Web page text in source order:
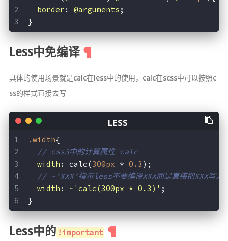
border : @arguments ;
}
Less中免编译
具体的使用场景就是calc在less中的使用，calc在scss中可以按照c
ss的样式直接去写
.width{
// css3中的计算属性 calc
width : calc(300px * 0.3 );
// ~'XXX'指示less不要编译XXX而是直接把XXX写入
width : ~'calc(300px * 0.3)' ;
}
Less中的 !important